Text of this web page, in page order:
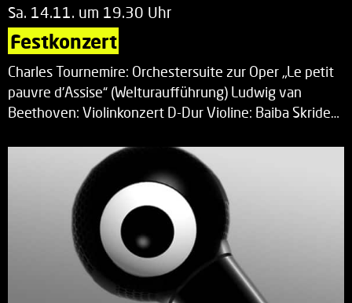
Sa. 14.11. um 19.30 Uhr
Festkonzert
Charles Tournemire: Orchestersuite zur Oper „Le petit
pauvre d’Assise“ (Welturaufführung) Ludwig van
Beethoven: Violinkonzert D-Dur Violine: Baiba Skride…